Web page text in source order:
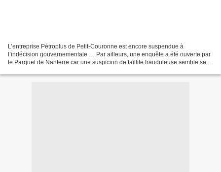
L’entreprise Pétroplus de Petit-Couronne est encore suspendue à
l’indécision gouvernementale … Par ailleurs, une enquête a été ouverte par
le Parquet de Nanterre car une suspicion de faillite frauduleuse semble se